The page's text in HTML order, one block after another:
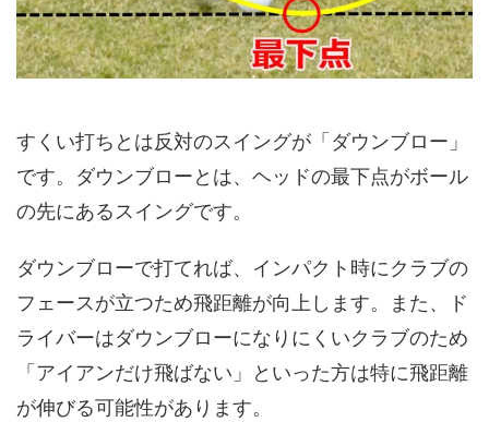
すくい打ちとは反対のスイングが「ダウンブロー」
です。ダウンブローとは、ヘッドの最下点がボール
の先にあるスイングです。
ダウンブローで打てれば、インパクト時にクラブの
フェースが立つため飛距離が向上します。また、ド
ライバーはダウンブローになりにくいクラブのため
「アイアンだけ飛ばない」といった方は特に飛距離
が伸びる可能性があります。